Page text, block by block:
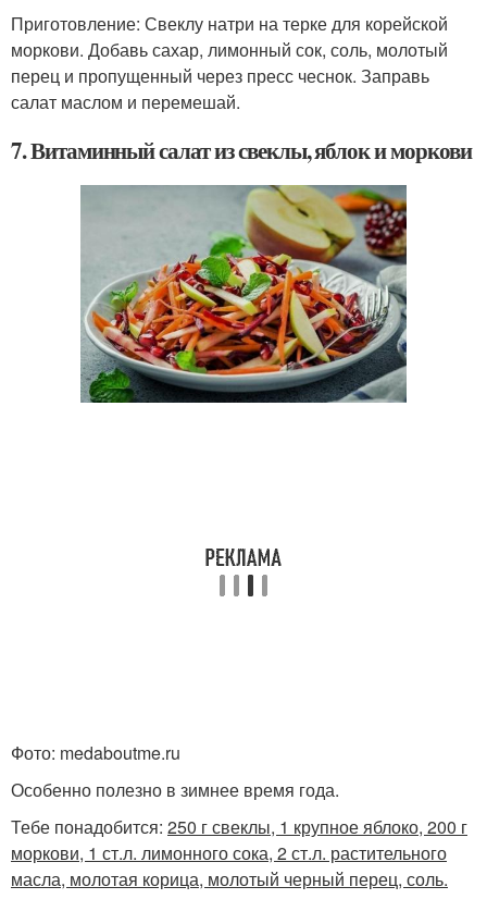
Приготовление: Свеклу натри на терке для корейской
моркови. Добавь сахар, лимонный сок, соль, молотый
перец и пропущенный через пресс чеснок. Заправь
салат маслом и перемешай.
7. Витаминный салат из свеклы, яблок и моркови
Фото: medaboutme.ru
Особенно полезно в зимнее время года.
Тебе понадобится: 250 г свеклы, 1 крупное яблоко, 200 г
моркови, 1 ст.л. лимонного сока, 2 ст.л. растительного
масла, молотая корица, молотый черный перец, соль.